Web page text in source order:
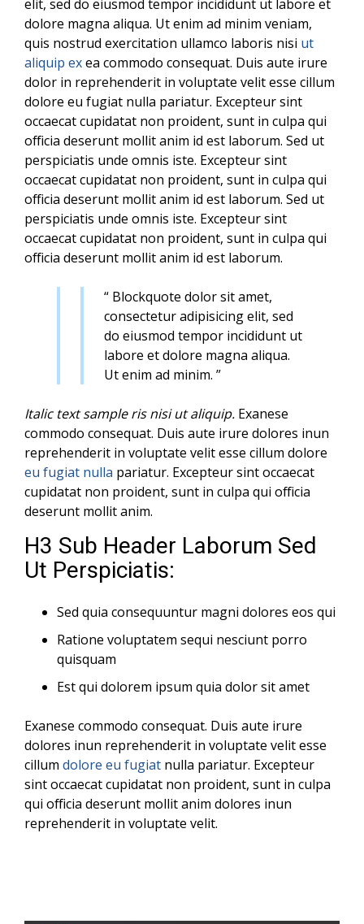
elit, sed do eiusmod tempor incididunt ut labore et
dolore magna aliqua. Ut enim ad minim veniam,
quis nostrud exercitation ullamco laboris nisi ut
aliquip exea commodo consequat. Duis aute irure
dolor in reprehenderit in voluptate velit esse cillum
dolore eu fugiat nulla pariatur. Excepteur sint
occaecat cupidatat non proident, sunt in culpa qui
officia deserunt mollit anim id est laborum. Sed ut
perspiciatis unde omnis iste. Excepteur sint
occaecat cupidatat non proident, sunt in culpa qui
officia deserunt mollit anim id est laborum. Sed ut
perspiciatis unde omnis iste. Excepteur sint
occaecat cupidatat non proident, sunt in culpa qui
officia deserunt mollit anim id est laborum.
“ Blockquote dolor sit amet,
consectetur adipisicing elit, sed
do eiusmod tempor incididunt ut
labore et dolore magna aliqua.
Ut enim ad minim. ”
Italic text sample ris nisi ut aliquip. Exanese
commodo consequat. Duis aute irure dolores inun
reprehenderit in voluptate velit esse cillum dolore
eu fugiat nulla pariatur. Excepteur sint occaecat
cupidatat non proident, sunt in culpa qui officia
deserunt mollit anim.
H3 Sub Header Laborum Sed
Ut Perspiciatis:
Sed quia consequuntur magni dolores eos qui
Ratione voluptatem sequi nesciunt porro
quisquam
Est qui dolorem ipsum quia dolor sit amet
Exanese commodo consequat. Duis aute irure
dolores inun reprehenderit in voluptate velit esse
cillum dolore eu fugiat nulla pariatur. Excepteur
sint occaecat cupidatat non proident, sunt in culpa
qui officia deserunt mollit anim dolores inun
reprehenderit in voluptate velit.